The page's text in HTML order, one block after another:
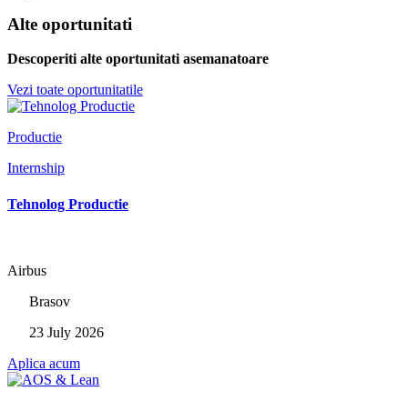
Alte oportunitati
Descoperiti alte oportunitati asemanatoare
Vezi toate oportunitatile
Productie
Internship
Tehnolog Productie
Airbus
Brasov
23 July 2026
Aplica acum